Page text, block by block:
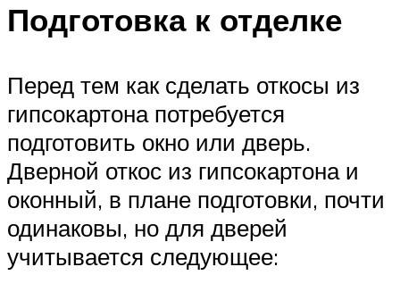
Подготовка к отделке
Перед тем как сделать откосы из
гипсокартона потребуется
подготовить окно или дверь.
Дверной откос из гипсокартона и
оконный, в плане подготовки, почти
одинаковы, но для дверей
учитывается следующее: